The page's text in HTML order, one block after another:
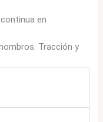
en
Tracción y